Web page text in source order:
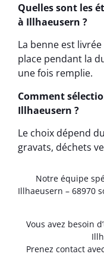
Quelles sont les
à Illhaeusern ?
La benne est
place pendant la
une fois remplie.
Comment
Illhaeusern ?
Le choix dépend
gravats, déchets
Notre équipe
Illhaeusern – 68970
Vous avez besoin
Prenez contact